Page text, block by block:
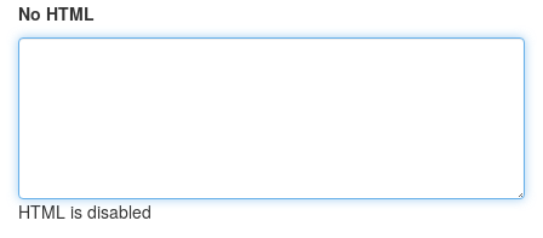
No HTML
HTML is disabled